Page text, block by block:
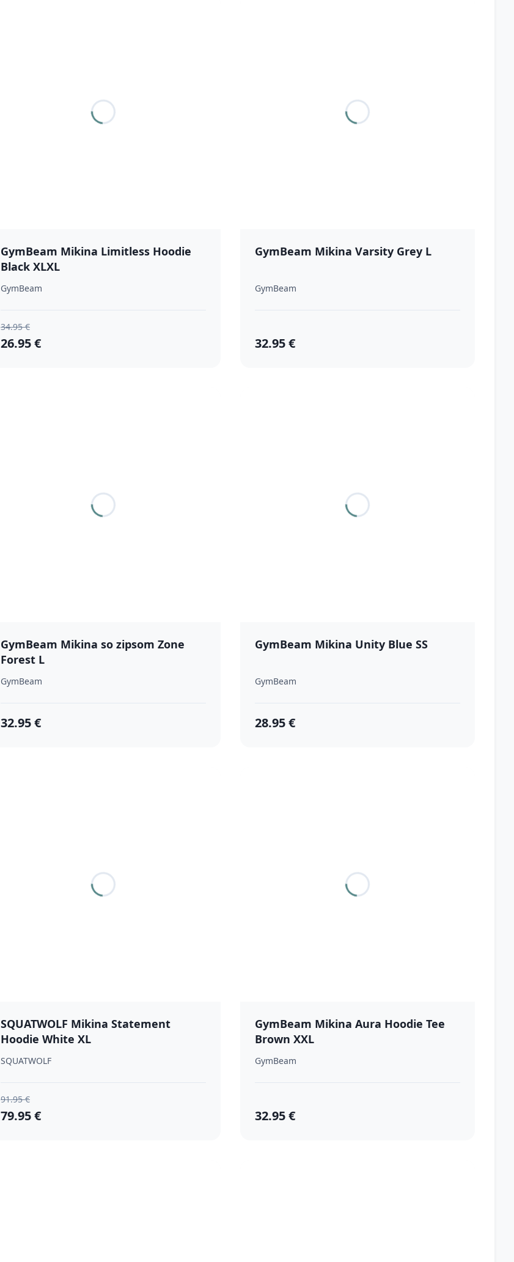
GymBeam Mikina Limitless Hoodie
Black XLXL
GymBeam
34.95 €
26.95 €
GymBeam Mikina Varsity Grey L
GymBeam
32.95 €
GymBeam Mikina so zipsom Zone
Forest L
GymBeam
32.95 €
GymBeam Mikina Unity Blue SS
GymBeam
28.95 €
SQUATWOLF Mikina Statement
Hoodie White XL
SQUATWOLF
91.95 €
79.95 €
GymBeam Mikina Aura Hoodie Tee
Brown XXL
GymBeam
32.95 €